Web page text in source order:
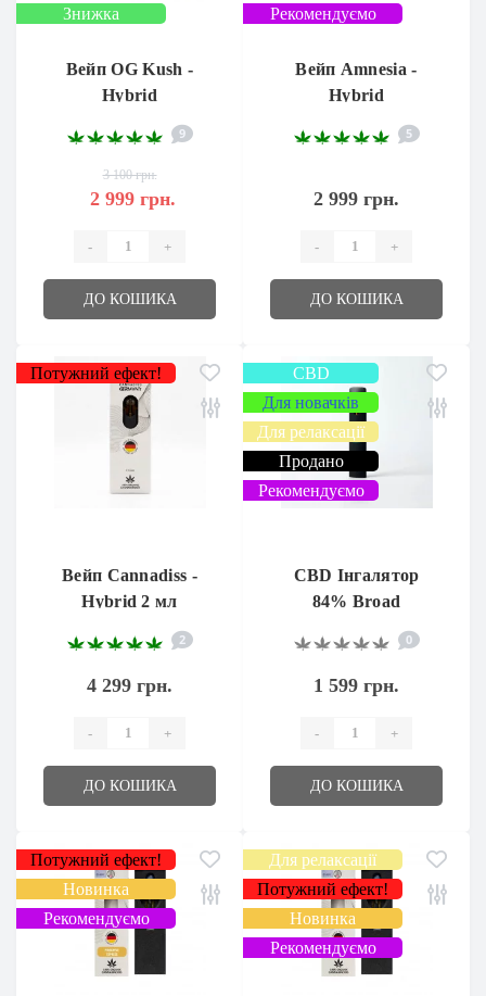
Знижка
Вейп OG Kush -
Hybrid
9
3 100 грн.
2 999 грн.
- +
ДО КОШИКА
Рекомендуємо
Вейп Amnesia -
Hybrid
5
2 999 грн.
- +
ДО КОШИКА
Потужний ефект!
Вейп Cannadiss -
Hybrid 2 мл
2
4 299 грн.
- +
ДО КОШИКА
CBD
Для новачків
Для релаксації
Продано
Рекомендуємо
CBD Інгалятор
84% Broad
0
1 599 грн.
- +
ДО КОШИКА
Потужний ефект!
Новинка
Рекомендуємо
Для релаксації
Потужний ефект!
Новинка
Рекомендуємо